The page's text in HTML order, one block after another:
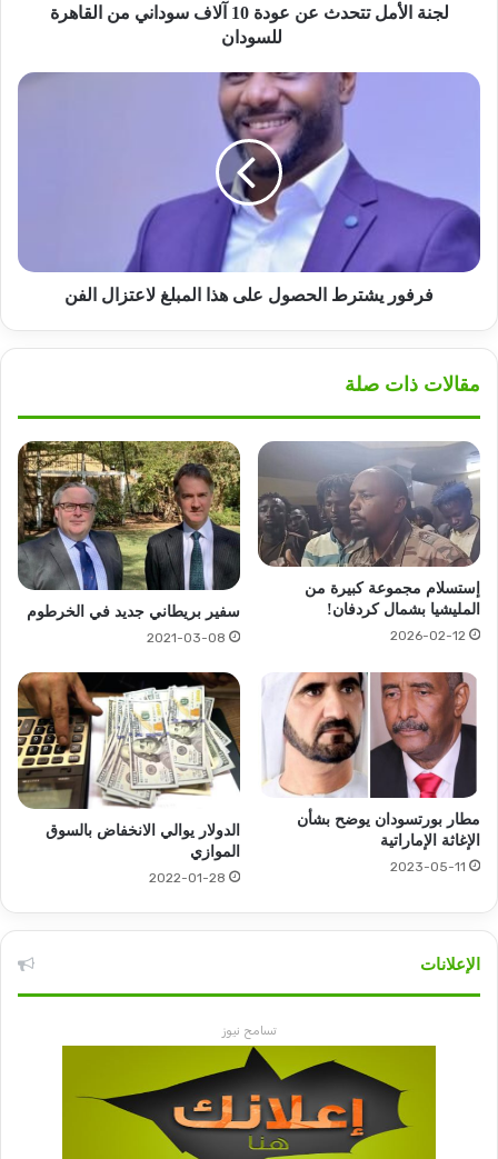
القاهرة
لجنة الأمل تتحدث عن عودة 10 آلاف سوداني من القاهرة
للسودان
فرفور
المبلغ
لاعتزال
الفن
فرفور يشترط الحصول على هذا المبلغ لاعتزال الفن
مقالات ذات صلة
إستسلام مجموعة كبيرة من
المليشيا بشمال كردفان!
2026-02-12
سفير بريطاني جديد في الخرطوم
2021-03-08
مطار بورتسودان يوضح بشأن
الإغاثة الإماراتية
2023-05-11
الدولار يوالي الانخفاض بالسوق
الموازي
2022-01-28
الإعلانات
تسامح نيوز